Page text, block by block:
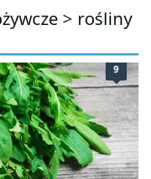
> rośliny
9